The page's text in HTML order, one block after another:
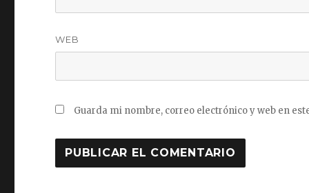
WEB
Guarda mi nombre, correo electrónico y web en